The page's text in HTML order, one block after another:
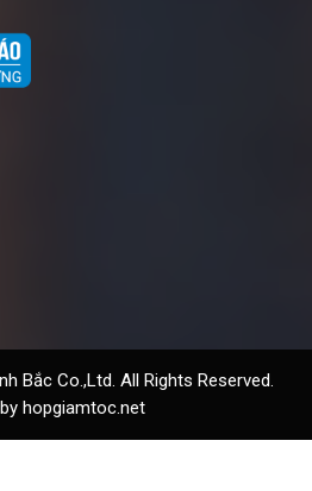
Bắc Co.,Ltd. All Rights Reserved.
hopgiamtoc.net